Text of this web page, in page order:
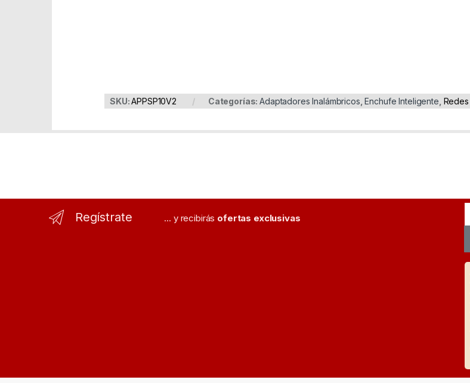
SKU:APPSP10V2 Categorías:Adaptadores Inalámbricos ,Enchufe Inteligente Redes
Regístrate ... y recibirás ofertas exclusivas